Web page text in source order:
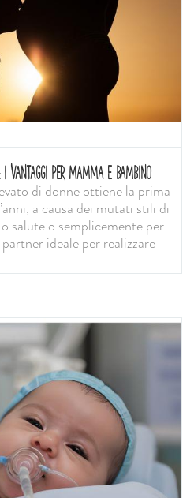
VANTAGGI PER MAMMA E BAMBINO
di donne ottiene la prima
a causa dei mutati stili di
salute o semplicemente per
ideale per realizzare